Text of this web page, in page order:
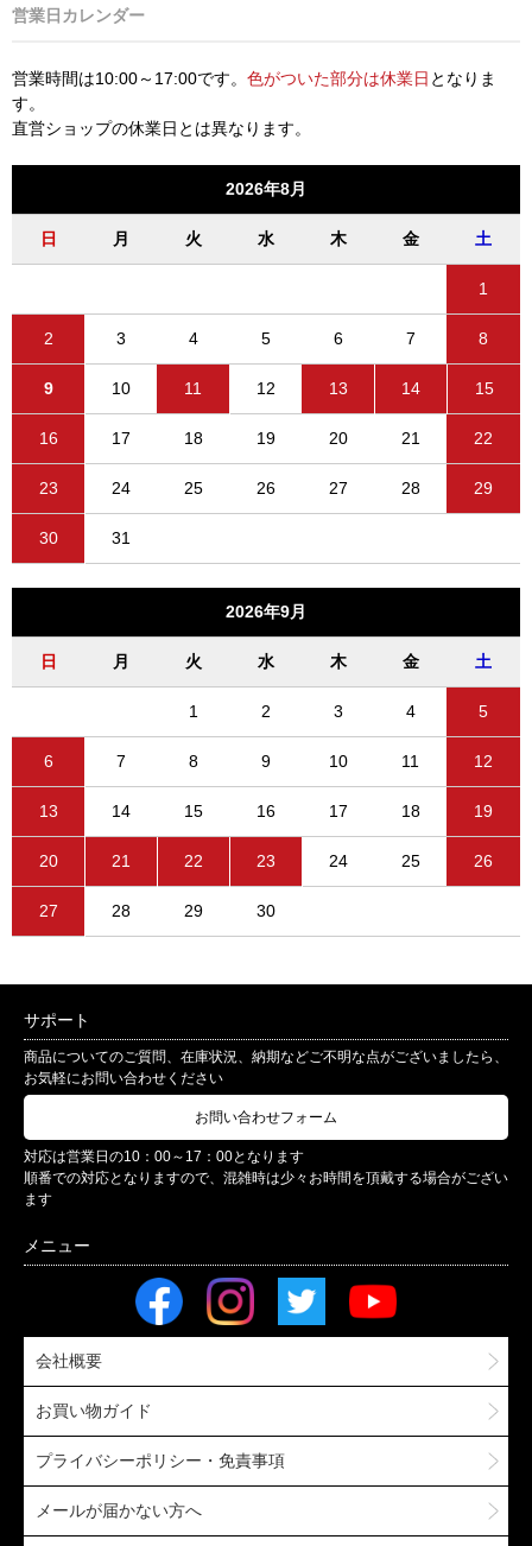
営業日カレンダー
営業時間は10:00～17:00です。 色がついた部分は休業日 となりま
す。
直営ショップの休業日とは異なります。
2026年8月
日 月 火 水 木 金 土
1
2 3 4 5 6 7 8
9 10 11 12 13 14 15
16 17 18 19 20 21 22
23 24 25 26 27 28 29
30 31
2026年9月
日 月 火 水 木 金 土
1 2 3 4 5
6 7 8 9 10 11 12
13 14 15 16 17 18 19
20 21 22 23 24 25 26
27 28 29 30
サポート
商品についてのご質問、在庫状況、納期などご不明な点がございましたら、
お気軽にお問い合わせください
お問い合わせフォーム
対応は営業日の10：00～17：00となります
順番での対応となりますので、混雑時は少々お時間を頂戴する場合がござい
ます
会社概要
お買い物ガイド
プライバシーポリシー・免責事項
メールが届かない方へ